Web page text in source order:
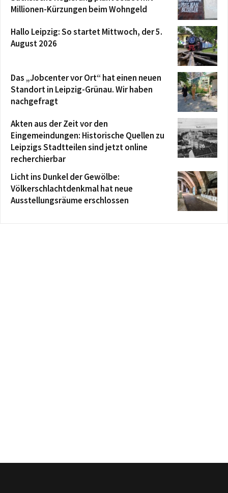
Millionen-Kürzungen beim Wohngeld
Hallo Leipzig: So startet Mittwoch, der 5.
August 2026
Das „Jobcenter vor Ort“ hat einen neuen
Standort in Leipzig-Grünau. Wir haben
nachgefragt
Akten aus der Zeit vor den
Eingemeindungen: Historische Quellen zu
Leipzigs Stadtteilen sind jetzt online
recherchierbar
Licht ins Dunkel der Gewölbe:
Völkerschlachtdenkmal hat neue
Ausstellungsräume erschlossen